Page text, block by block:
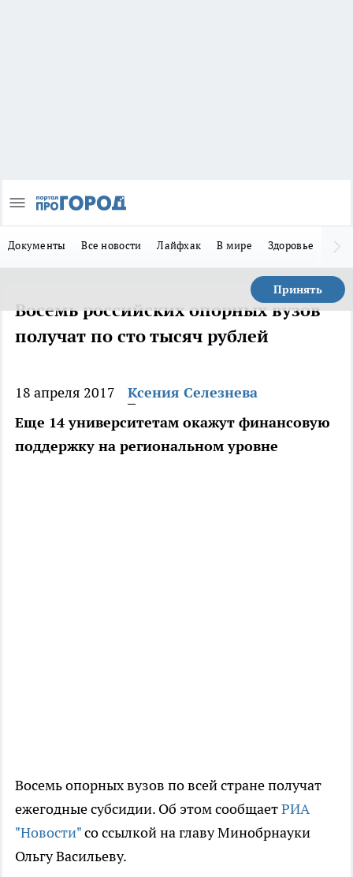
Документы Все новости Лайфхак В мире Здоровье
Принять
Восемь российских опорных вузов
получат по сто тысяч рублей
18 апреля 2017
Ксения Селезнева
Еще 14 университетам окажут финансовую
поддержку на региональном уровне
Восемь опорных вузов по всей стране получат
ежегодные субсидии. Об этом сообщаетРИА
"Новости"со ссылкой на главу Минобрнауки
Ольгу Васильеву.